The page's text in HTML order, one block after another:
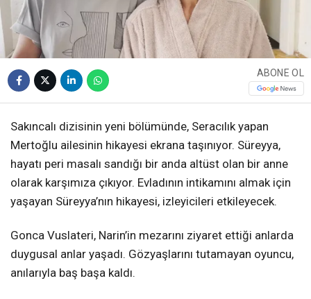
ABONE OL
Sakıncalı dizisinin yeni bölümünde, Seracılık yapan
Mertoğlu ailesinin hikayesi ekrana taşınıyor. Süreyya,
hayatı peri masalı sandığı bir anda altüst olan bir anne
olarak karşımıza çıkıyor. Evladının intikamını almak için
yaşayan Süreyya’nın hikayesi, izleyicileri etkileyecek.
Gonca Vuslateri, Narin’in mezarını ziyaret ettiği anlarda
duygusal anlar yaşadı. Gözyaşlarını tutamayan oyuncu,
anılarıyla baş başa kaldı.